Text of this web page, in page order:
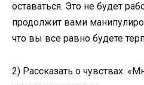
оставаться. Это не будет
продолжит вами
что вы все равно будете
2) Рассказать о чувствах.